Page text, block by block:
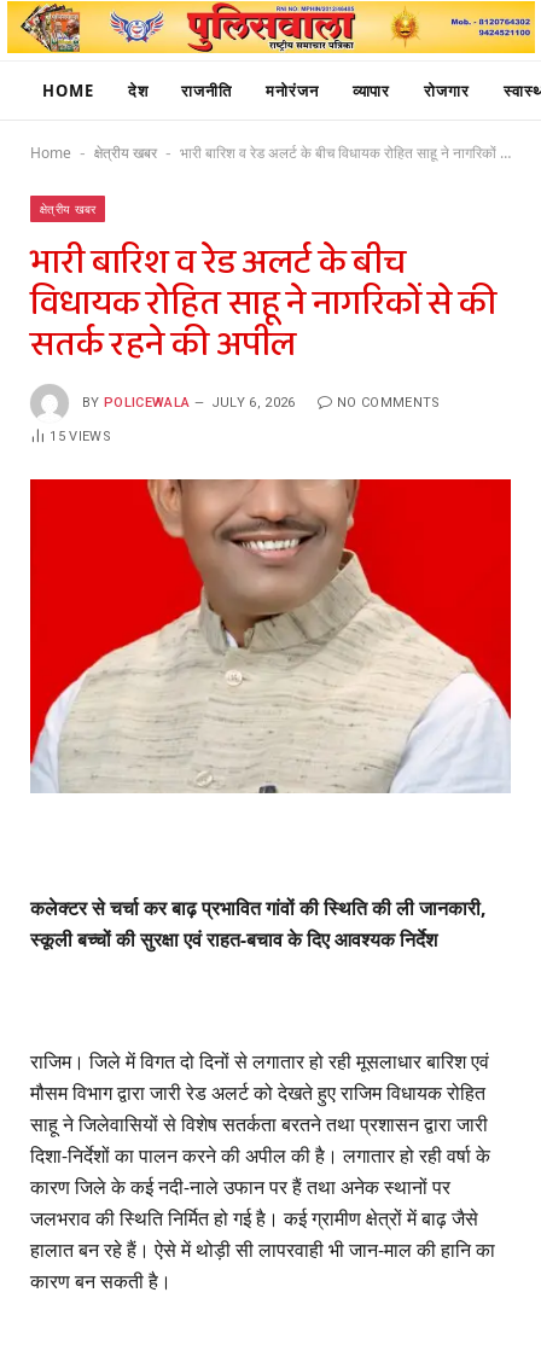
HOME देश राजनीति मनोरंजन व्यापार रोजगार
Home - क्षेत्रीय खबर - भारी बारिश व रेड अलर्ट के बीच विधायक रोहित साहू ने नागरिकों से की सतर्क रहने की अपील
क्षेत्रीय खबर
भारी बारिश व रेड अलर्ट के बीच
विधायक रोहित साहू ने नागरिकों से की
सतर्क रहने की अपील
BY POLICEWALA JULY 6, 2026 NO COMMENTS
15VIEWS
कलेक्टर से चर्चा कर बाढ़ प्रभावित गांवों की स्थिति की ली जानकारी,
स्कूली बच्चों की सुरक्षा एवं राहत-बचाव के दिए आवश्यक निर्देश
राजिम। जिले में विगत दो दिनों से लगातार हो रही मूसलाधार बारिश एवं
मौसम विभाग द्वारा जारी रेड अलर्ट को देखते हुए राजिम विधायक रोहित
साहू ने जिलेवासियों से विशेष सतर्कता बरतने तथा प्रशासन द्वारा जारी
दिशा-निर्देशों का पालन करने की अपील की है। लगातार हो रही वर्षा के
कारण जिले के कई नदी-नाले उफान पर हैं तथा अनेक स्थानों पर
जलभराव की स्थिति निर्मित हो गई है। कई ग्रामीण क्षेत्रों में बाढ़ जैसे
हालात बन रहे हैं। ऐसे में थोड़ी सी लापरवाही भी जान-माल की हानि का
कारण बन सकती है।